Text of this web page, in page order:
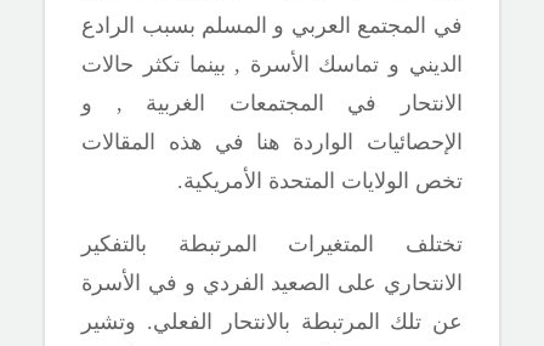
في المجتمع العربي و المسلم بسبب الرادع
الديني و تماسك الأسرة , بينما تكثر حالات
الانتحار في المجتمعات الغربية , و
الإحصائيات الواردة هنا في هذه المقالات
تخص الولايات المتحدة الأمريكية.
تختلف المتغيرات المرتبطة بالتفكير
الانتحاري على الصعيد الفردي و في الأسرة
عن تلك المرتبطة بالانتحار الفعلي. وتشير